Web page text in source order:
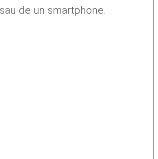
de un smartphone.